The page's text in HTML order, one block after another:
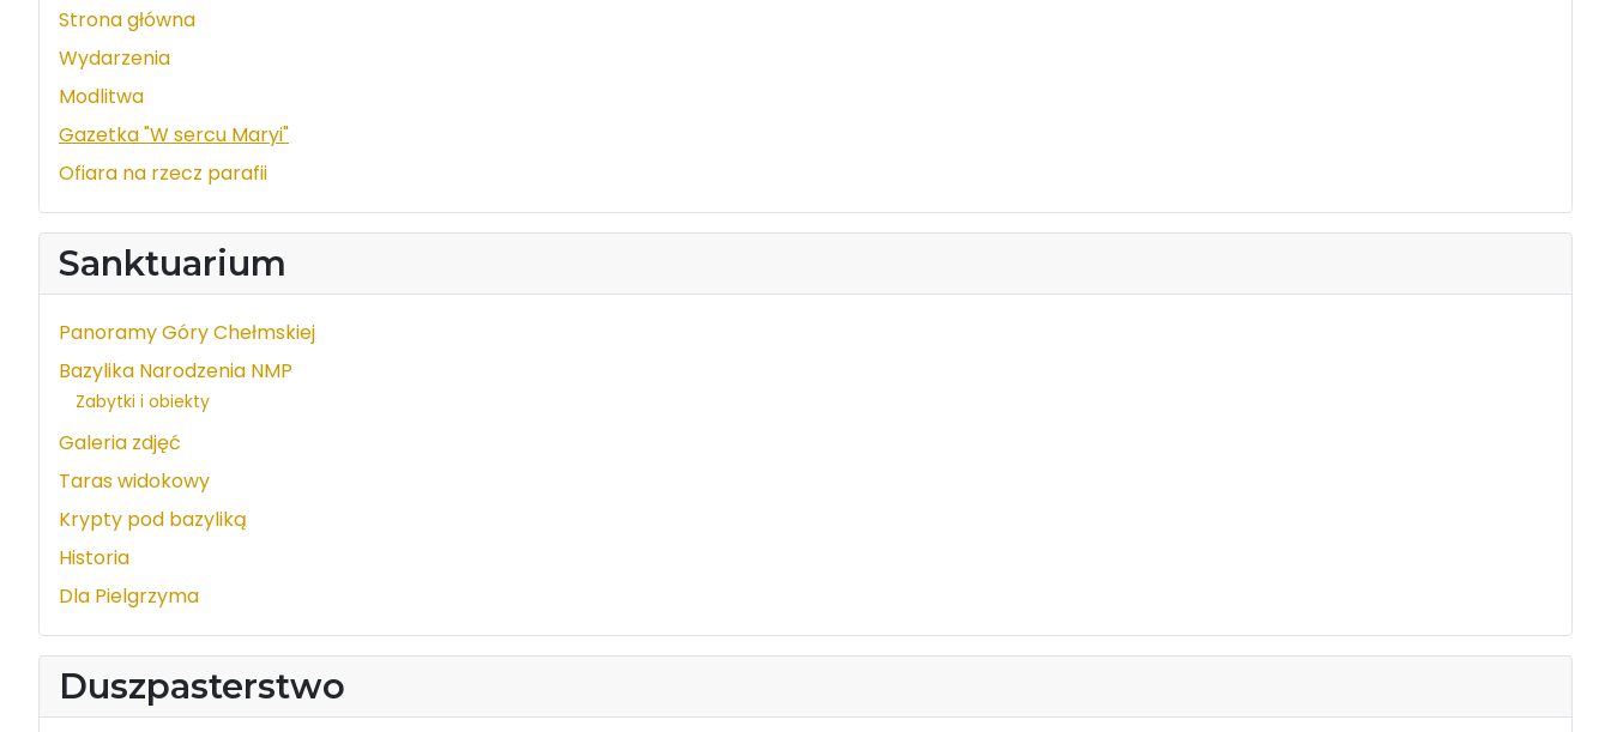
Strona główna
Wydarzenia
Modlitwa
Gazetka "W sercu Maryi"
Ofiara na rzecz parafii
Sanktuarium
Panoramy Góry Chełmskiej
Bazylika Narodzenia NMP
Zabytki i obiekty
Galeria zdjęć
Taras widokowy
Krypty pod bazyliką
Historia
Dla Pielgrzyma
Duszpasterstwo